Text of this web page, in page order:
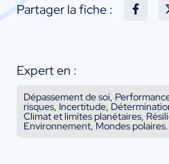
Partager la fiche :
Expert en :
Dépassement de soi,
risques, Incertitude,
Climat et limites planétaires,
Environnement, Mondes